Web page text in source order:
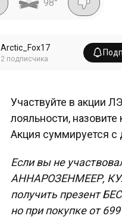
98°
Arctic_Fox17
2 подписчика
Участвуйте в акции
лояльности,
Акция суммируется
Если вы не
АННАРОЗЕНМЕЕР,
получить презент
но при покупке от